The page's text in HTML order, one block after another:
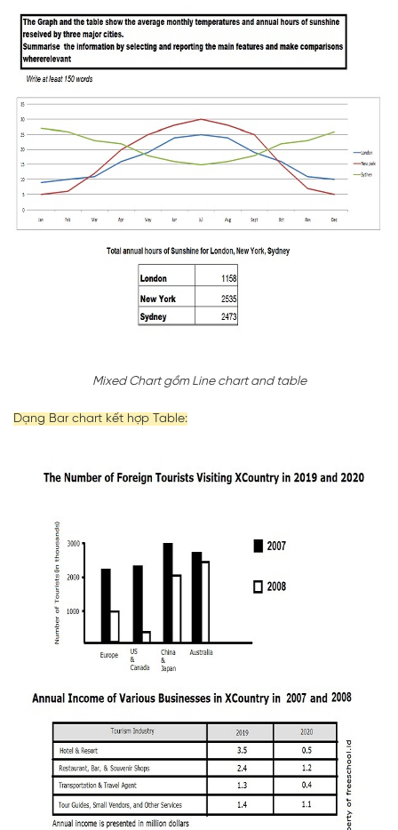
Mixed Chart gồm Line chart and table
Dạng Bar chart kết hợp Table: